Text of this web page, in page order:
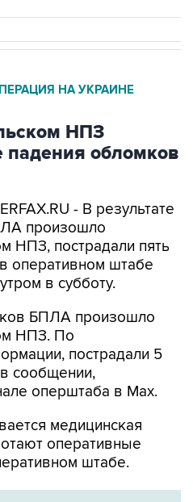
НА УКРАИНЕ
НПЗ
падения обломков
- В результате
произошло
НПЗ, пострадали пять
оперативном штабе
в субботу.
БПЛА произошло
НПЗ. По
пострадали 5
сообщении,
оперштаба в Max.
медицинская
оперативные
штабе.